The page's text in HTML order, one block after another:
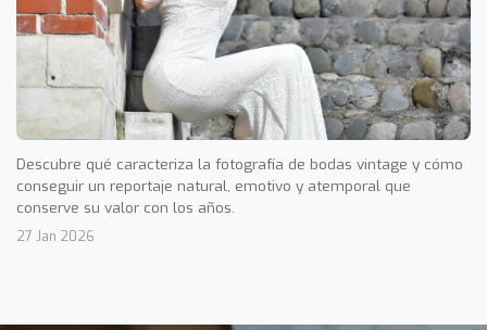
Descubre qué caracteriza la fotografía de bodas vintage y cómo
conseguir un reportaje natural, emotivo y atemporal que
conserve su valor con los años.
27 Jan 2026